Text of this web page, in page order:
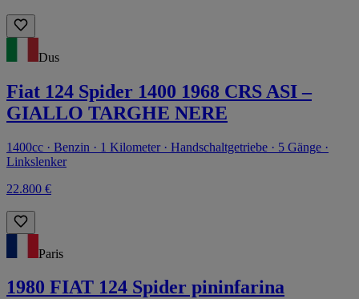
Dus
Fiat 124 Spider 1400 1968 CRS ASI –
GIALLO TARGHE NERE
1400cc · Benzin · 1 Kilometer · Handschaltgetriebe · 5 Gänge ·
Linkslenker
22.800 €
Paris
1980 FIAT 124 Spider pininfarina